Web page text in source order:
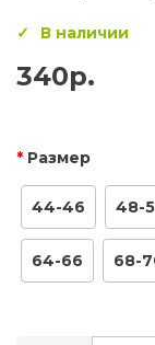
В наличии
340р.
Размер
44-46 48-
64-66 68-